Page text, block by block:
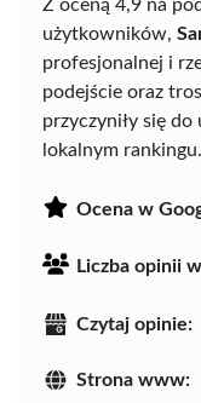
Z oceną 4,9 na
użytkowników,
profesjonalnej i
podejście oraz
przyczyniły się
lokalnym rankingu.
Ocena w
Liczba opinii
Czytaj opinie:
Strona www: